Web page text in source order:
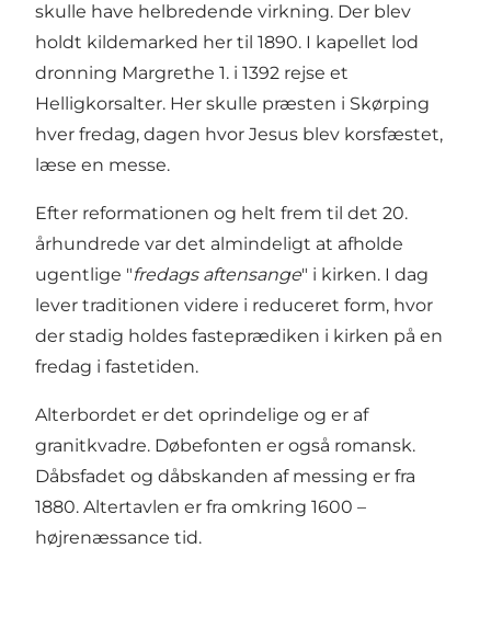
skulle have helbredende virkning. Der blev
holdt kildemarked her til 1890. I kapellet lod
dronning Margrethe 1. i 1392 rejse et
Helligkorsalter. Her skulle præsten i Skørping
hver fredag, dagen hvor Jesus blev korsfæstet,
læse en messe.
Efter reformationen og helt frem til det 20.
århundrede var det almindeligt at afholde
ugentlige "fredags aftensange" i kirken. I dag
lever traditionen videre i reduceret form, hvor
der stadig holdes fasteprædiken i kirken på en
fredag i fastetiden.
Alterbordet er det oprindelige og er af
granitkvadre. Døbefonten er også romansk.
Dåbsfadet og dåbskanden af messing er fra
1880. Altertavlen er fra omkring 1600 –
højrenæssance tid.